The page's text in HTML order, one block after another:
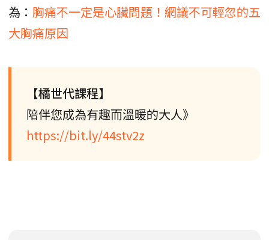
為： 胸痛不一定是心臟問題！網議不可輕忽的五
大胸痛原因
【橘世代課程】
陪伴您成為有趣而溫暖的大人》
https://bit.ly/44stv2z